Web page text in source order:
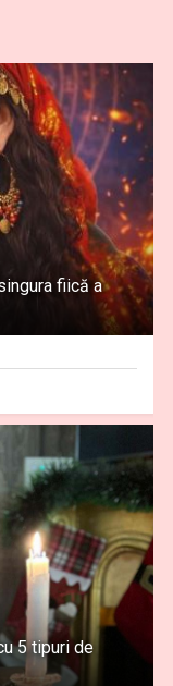
fiică a
5 tipuri de